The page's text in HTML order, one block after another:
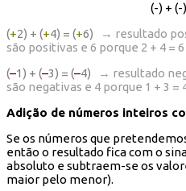
(-) + (-
(+2) + (+4) = (+6)
→ resultado
são positivas e 6 porque 2 + 4 = 6
(–1) + (–3) = (–4)
→ resultado
são negativas e 4 porque 1 + 3 =
Adição de números inteiros
Se os números que
então o resultado fica com o
absoluto e subtraem-se os
maior pelo menor).